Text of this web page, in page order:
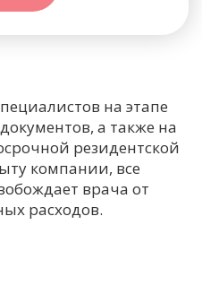
на этапе
а также на
резидентской
компании, все
врача от
расходов.